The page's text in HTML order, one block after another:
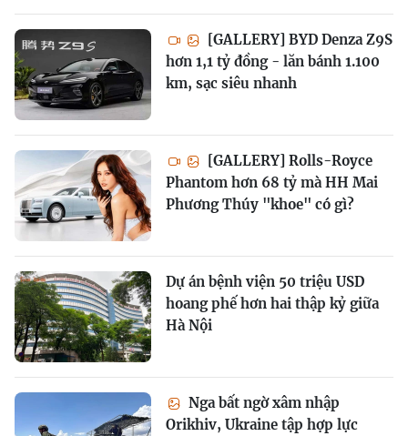
[GALLERY] BYD Denza Z9S
hơn 1,1 tỷ đồng - lăn bánh 1.100
km, sạc siêu nhanh
[GALLERY] Rolls-Royce
Phantom hơn 68 tỷ mà HH Mai
Phương Thúy "khoe" có gì?
Dự án bệnh viện 50 triệu USD
hoang phế hơn hai thập kỷ giữa
Hà Nội
Nga bất ngờ xâm nhập
Orikhiv, Ukraine tập hợp lực